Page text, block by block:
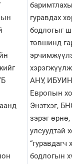
гуравдах
бодлогыг
төвшинд
АНУ,
Европын
Энэтхэг,
зэрэг
улсуудтай
“гуравдагч
бодлогын